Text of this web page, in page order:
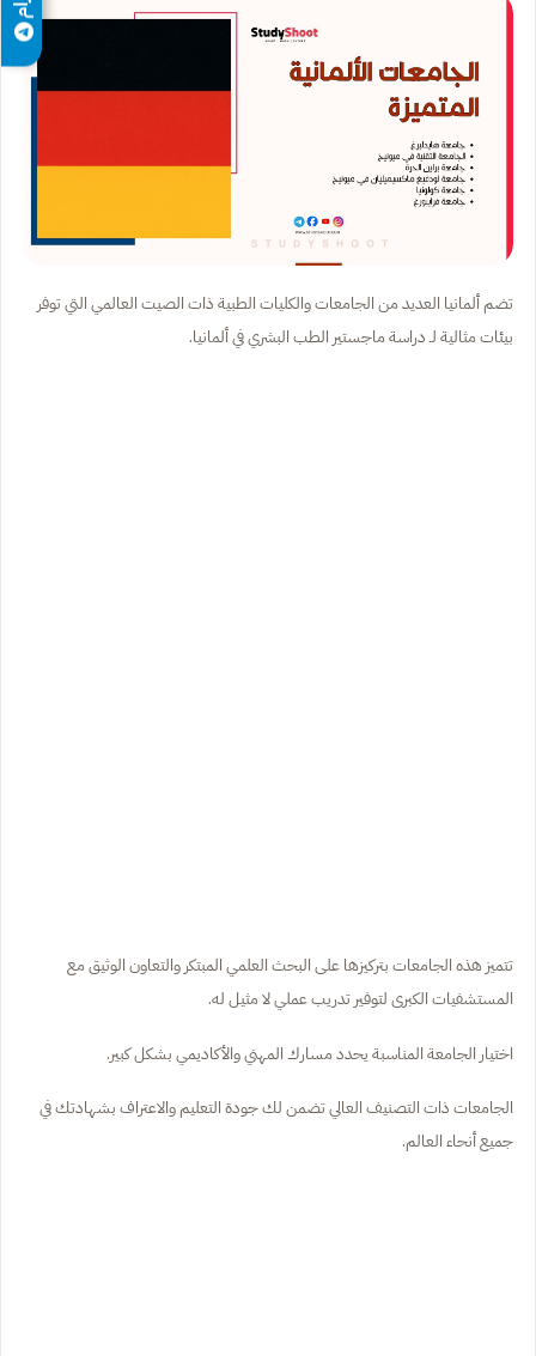
تضم ألمانيا العديد من الجامعات والكليات الطبية ذات الصيت العالمي التي توفر
بيئات مثالية لـ دراسة ماجستير الطب البشري في ألمانيا.
تتميز هذه الجامعات بتركيزها على البحث العلمي المبتكر والتعاون الوثيق مع
المستشفيات الكبرى لتوفير تدريب عملي لا مثيل له.
اختيار الجامعة المناسبة يحدد مسارك المهني والأكاديمي بشكل كبير.
الجامعات ذات التصنيف العالي تضمن لك جودة التعليم والاعتراف بشهادتك في
جميع أنحاء العالم.